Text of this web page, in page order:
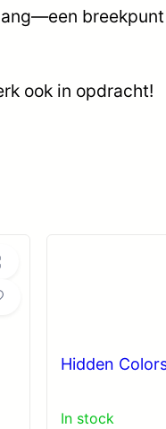
ook in opdracht!
Hidden
In stock